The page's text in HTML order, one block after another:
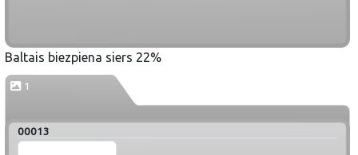
Baltais biezpiena siers 22%
1
00013